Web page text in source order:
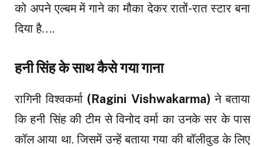
को अपने एल्बम में गाने का मौका देकर रातों-रात स्टार बना
दिया है….
हनी सिंह के साथ कैसे गया गाना
रागिनी विश्वकर्मा (Ragini Vishwakarma) ने बताया
कि हनी सिंह की टीम से विनोद वर्मा का उनके सर के पास
कॉल आया था. जिसमें उन्हें बताया गया की बॉलीवुड के लिए